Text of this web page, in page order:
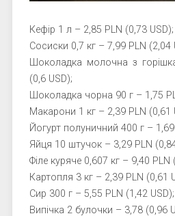
Кефір 1 л – 2,85 PLN (0,73 USD);
Сосиски 0,7 кг – 7,99 PLN (2,04
Шоколадка молочна з
(0,6 USD);
Шоколадка чорна 90 г – 1,75
Макарони 1 кг – 2,39 PLN (0,61
Йогурт полуничний 400 г –
Яйця 10 штучок – 3,29 PLN
Філе куряче 0,607 кг – 9,40 PLN
Картопля 3 кг – 2,39 PLN (0,61
Сир 300 г – 5,55 PLN (1,42 USD);
Випічка 2 булочки – 3,78 (0,96